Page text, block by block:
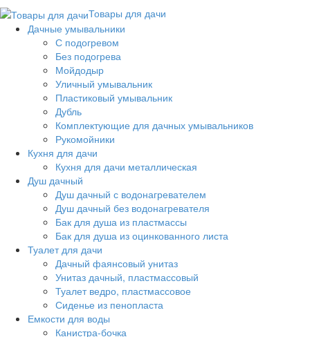
Товары для дачи
Дачные умывальники
С подогревом
Без подогрева
Мойдодыр
Уличный умывальник
Пластиковый умывальник
Дубль
Комплектующие для дачных умывальников
Рукомойники
Кухня для дачи
Кухня для дачи металлическая
Душ дачный
Душ дачный с водонагревателем
Душ дачный без водонагревателя
Бак для душа из пластмассы
Бак для душа из оцинкованного листа
Туалет для дачи
Дачный фаянсовый унитаз
Унитаз дачный, пластмассовый
Туалет ведро, пластмассовое
Сиденье из пенопласта
Емкости для воды
Канистра-бочка